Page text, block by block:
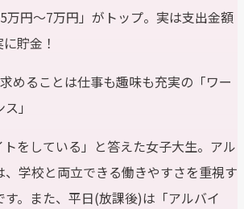
万円～7万円」がトップ。実は支出金額
貯金！
めることは仕事も趣味も充実の「ワー
」
をしている」と答えた女子大生。アル
学校と両立できる働きやすさを重視す
す。また、平日(放課後)は「アルバイ